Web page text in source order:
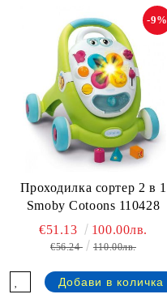
Проходилка сортер 2 в 1
Smoby Cotoons 110428
-9%
€51.13 100.00лв.
€56.24 110.00лв.